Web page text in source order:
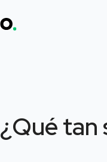
¿Qué tan